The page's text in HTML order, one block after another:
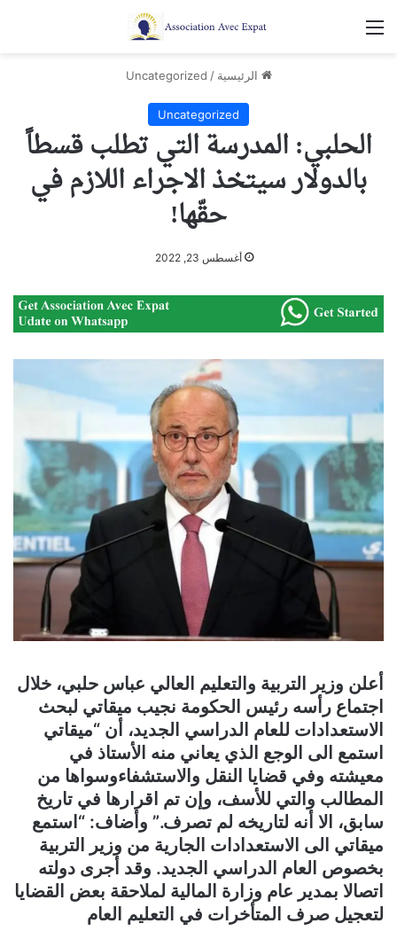
القائمة
الرئيسية /
Uncategorized
Uncategorized
الحلبي: المدرسة التي تطلب قسطاً
بالدولار سيتخذ الاجراء اللازم في
حقّها!
أغسطس 23, 2022
أعلن وزير التربية والتعليم العالي عباس حلبي، خلال
اجتماع رأسه رئيس الحكومة نجيب ميقاتي لبحث
الاستعدادات للعام الدراسي الجديد، أن “ميقاتي
استمع الى الوجع الذي يعاني منه الأستاذ في
معيشته وفي قضايا النقل والاستشفاءوسواها من
المطالب والتي للأسف، وإن تم اقرارها في تاريخ
سابق، الا أنه لتاريخه لم تصرف.” وأضاف: “استمع
ميقاتي الى الاستعدادات الجارية من وزير التربية
بخصوص العام الدراسي الجديد. وقد أجرى دولته
اتصالا بمدير عام وزارة المالية لملاحقة بعض القضايا
لتعجيل صرف المتأخرات في التعليم العام